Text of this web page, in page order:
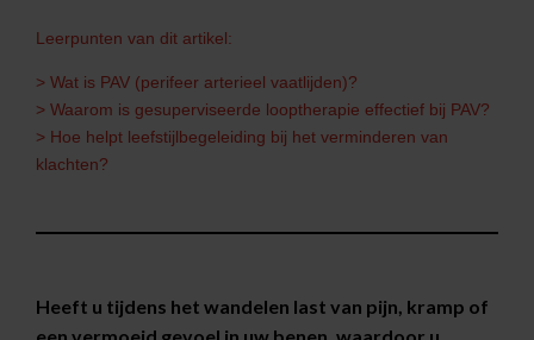
Leerpunten van dit artikel:
> Wat is PAV (perifeer arterieel vaatlijden)?
> Waarom is gesuperviseerde looptherapie effectief bij PAV?
> Hoe helpt leefstijlbegeleiding bij het verminderen van
klachten?
Heeft u tijdens het wandelen last van pijn, kramp of